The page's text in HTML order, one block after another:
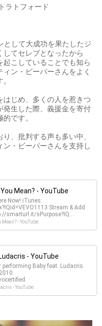
ラトフォード
として大成功を果たしたジ
してセレブとなったから
こしていることでも知ら
ン・ビーバーさんをよく
はじめ、多くの人を惹きつ
発生した際、義援金を寄付
です。
、批判する声も多い中、
・ビーバーさんを支持し
Mean? - YouTube
Now! iTunes:
Stream & Add
smarturl.it/sPurpose?IQ...
- YouTube
- YouTube
performing Baby feat. Ludacris.
- YouTube